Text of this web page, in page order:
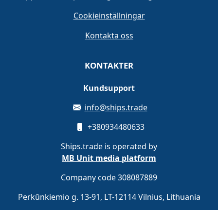
Cookieinställningar
Kontakta oss
KONTAKTER
Kundsupport
info@ships.trade
+380934480633
Ships.trade is operated by
MB Unit media platform
Company code 308087889
Perkūnkiemio g. 13-91, LT-12114 Vilnius, Lithuania